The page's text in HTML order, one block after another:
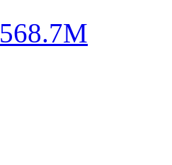
568.7M